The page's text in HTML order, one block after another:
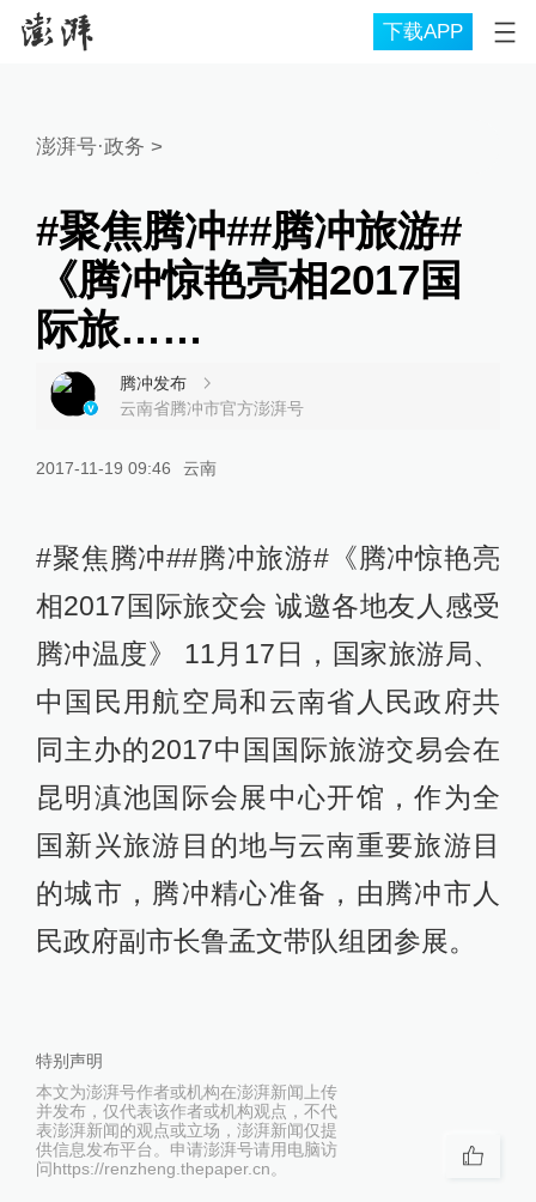
下载APP
澎湃号·政务 >
#聚焦腾冲##腾冲旅游#
《腾冲惊艳亮相2017国
际旅……
腾冲发布
云南省腾冲市官方澎湃号
2017-11-19 09:46 云南
#聚焦腾冲##腾冲旅游#《腾冲惊艳亮
相2017国际旅交会 诚邀各地友人感受
腾冲温度》 11月17日，国家旅游局、
中国民用航空局和云南省人民政府共
同主办的2017中国国际旅游交易会在
昆明滇池国际会展中心开馆，作为全
国新兴旅游目的地与云南重要旅游目
的城市，腾冲精心准备，由腾冲市人
民政府副市长鲁孟文带队组团参展。
特别声明
本文为澎湃号作者或机构在澎湃新闻上传
并发布，仅代表该作者或机构观点，不代
表澎湃新闻的观点或立场，澎湃新闻仅提
供信息发布平台。申请澎湃号请用电脑访
问https://renzheng.thepaper.cn。